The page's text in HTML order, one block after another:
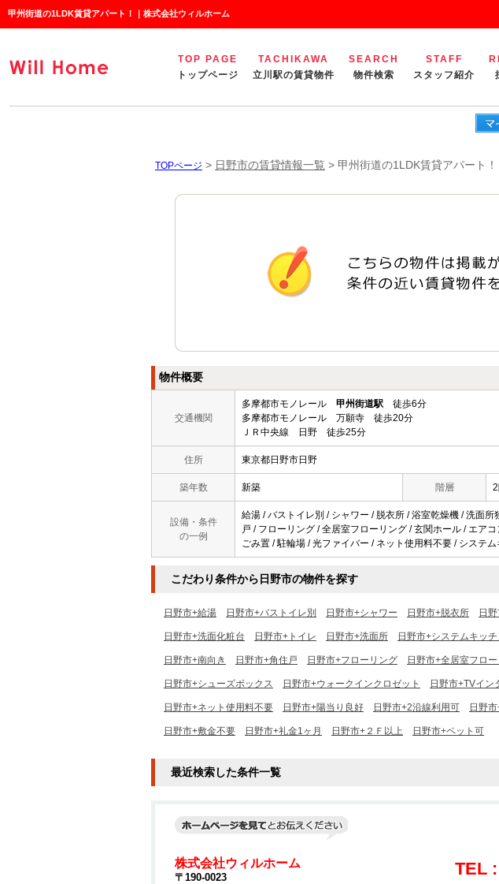
甲州街道の1LDK賃貸アパート！｜株式会社ウィルホーム
TOP PAGE
トップページ
TACHIKAWA
立川駅の賃貸物件
SEARCH
物件検索
STAFF
スタッフ紹介
TOPページ > 日野市の賃貸情報一覧 > 甲州街道の1LDK賃貸アパート！
物件概要
交通機関
多摩都市モノレール 甲州街道駅 徒歩6分
多摩都市モノレール 万願寺 徒歩20分
ＪＲ中央線 日野 徒歩25分
住所 東京都日野市日野
築年数 新築 階層
設備・条件
の一例
給湯 / バストイレ別 / シャワー / 脱衣所 / 浴室乾燥機 / 洗面
戸 / フローリング / 全居室フローリング / 玄関ホール / エア
ごみ置 / 駐輪場 / 光ファイバー / ネット使用料不要 / システ
こだわり条件から日野市の物件を探す
日野市+給湯 日野市+バストイレ別 日野市+シャワー 日野市+脱衣所 日
日野市+洗面化粧台 日野市+トイレ 日野市+洗面所 日野市+システムキッチ
日野市+南向き 日野市+角住戸 日野市+フローリング 日野市+全居室フロ
日野市+シューズボックス 日野市+ウォークインクロゼット 日野市+TVイン
日野市+ネット使用料不要 日野市+陽当り良好 日野市+2沿線利用可 日野
日野市+敷金不要 日野市+礼金1ヶ月 日野市+２Ｆ以上 日野市+ペット可
最近検索した条件一覧
株式会社ウィルホーム
〒190-0023
TEL